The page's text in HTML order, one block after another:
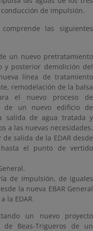
de impulsión.
las siguientes
un nuevo pretratamiento
y posterior demolición del
línea de tratamiento
remodelación de la balsa
el nuevo proceso de
de un nuevo edificio de
salida de agua tratada y
a las nuevas necesidades.
salida de la EDAR desde
el punto de vertido
de impulsión, de iguales
la nueva EBAR General
la EDAR.
un nuevo proyecto
Beas-Trigueros de un